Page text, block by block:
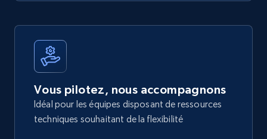
Vous pilotez, nous accompagnons
Idéal pour les équipes disposant de ressources
techniques souhaitant de la flexibilité